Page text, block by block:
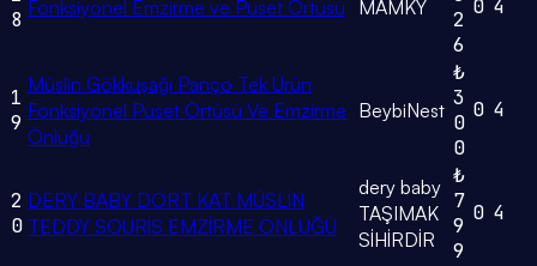
8 Fonksiyonel Emzirme ve Puset Örtüsü MAMKY
2
6
0 4
1
9
Müslin Gökkuşağı Panço Tek Ürün
Fonksiyonel Puset Örtüsü Ve Emzirme
Önlüğü
BeybiNest
₺
3
0
0
0 4
2
0
DERY BABY DÖRT KAT MÜSLİN
TEDDY SOURİS EMZİRME ÖNLÜĞÜ
dery baby
TAŞIMAK
SİHİRDİR
₺
7
9
9
0 4